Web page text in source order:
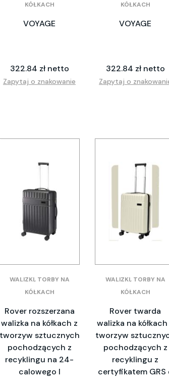
KÓŁKACH
VOYAGE
322.84 zł netto
Zapytaj o znakowanie
KÓŁKACH
VOYAGE
322.84 zł netto
Zapytaj o
WALIZKI, TORBY NA
KÓŁKACH
Rover rozszerzana
walizka na kółkach z
tworzyw sztucznych
pochodzących z
recyklingu na 24-
calowego l
WALIZKI, TORBY NA
KÓŁKACH
Rover twarda
walizka na kółkach
tworzyw
pochodzących z
recyklingu z
certyfikatem GRS